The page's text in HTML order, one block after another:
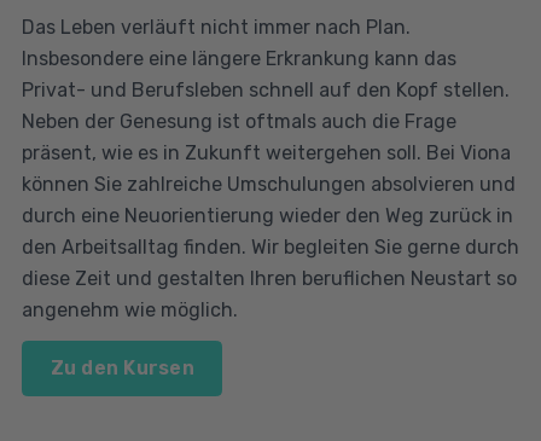
Das Leben verläuft nicht immer nach Plan.
Insbesondere eine längere Erkrankung kann das
Privat- und Berufsleben schnell auf den Kopf stellen.
Neben der Genesung ist oftmals auch die Frage
präsent, wie es in Zukunft weitergehen soll. Bei Viona
können Sie zahlreiche Umschulungen absolvieren und
durch eine Neuorientierung wieder den Weg zurück in
den Arbeitsalltag finden. Wir begleiten Sie gerne durch
diese Zeit und gestalten Ihren beruflichen Neustart so
angenehm wie möglich.
Zu den Kursen